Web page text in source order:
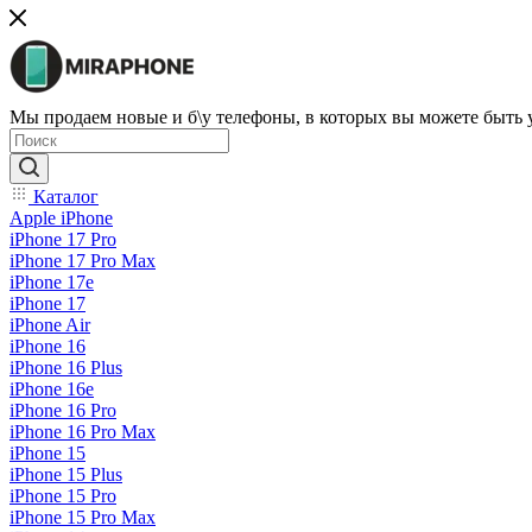
Мы продаем новые и б\у телефоны, в которых вы можете быть
Каталог
Apple iPhone
iPhone 17 Pro
iPhone 17 Pro Max
iPhone 17e
iPhone 17
iPhone Air
iPhone 16
iPhone 16 Plus
iPhone 16e
iPhone 16 Pro
iPhone 16 Pro Max
iPhone 15
iPhone 15 Plus
iPhone 15 Pro
iPhone 15 Pro Max